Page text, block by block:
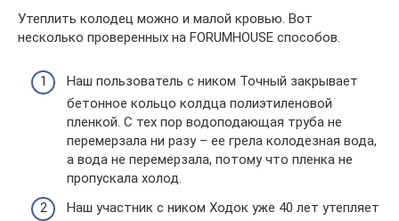
Утеплить колодец можно и малой кровью. Вот
несколько проверенных на FORUMHOUSE способов.
Наш пользователь с ником Точный закрывает
бетонное кольцо колдца полиэтиленовой
пленкой. С тех пор водоподающая труба не
перемерзала ни разу – ее грела колодезная вода,
а вода не перемерзала, потому что пленка не
пропускала холод.
Наш участник с ником Ходок уже 40 лет утепляет